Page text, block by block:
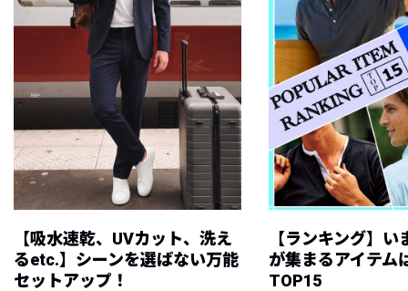
【吸水速乾、UVカット、洗え
るetc.】シーンを選ばない万能
セットアップ！
【ランキング】
が集まるアイテム
TOP15